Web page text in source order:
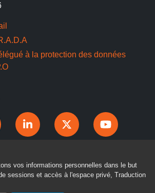
vos informations personnelles dans le but
sessions et accès à l'espace privé, Traduction
à la protection des données